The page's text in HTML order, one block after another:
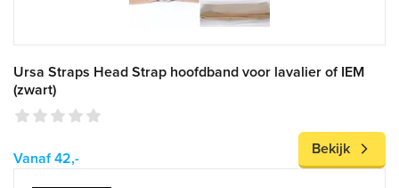
Ursa Straps Head Strap hoofdband voor lavalier of IEM
(zwart)
Vanaf 42,-
Bekijk